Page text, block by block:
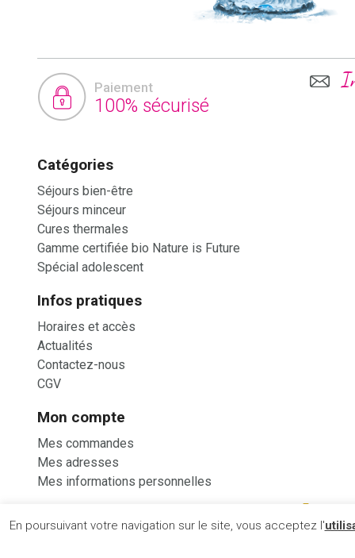
Paiement
100% sécurisé
Catégories
Séjours bien-être
Séjours minceur
Cures thermales
Gamme certifiée bio Nature is Future
Spécial adolescent
Infos pratiques
Horaires et accès
Actualités
Contactez-nous
CGV
Mon compte
Mes commandes
Mes adresses
Mes informations personnelles
En poursuivant votre navigation sur le site, vous acceptez l'